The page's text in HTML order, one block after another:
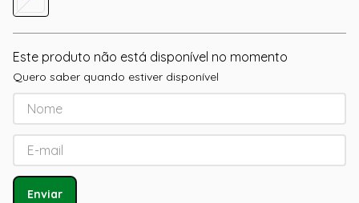
Este produto não está disponível no momento
Quero saber quando estiver disponível
Enviar